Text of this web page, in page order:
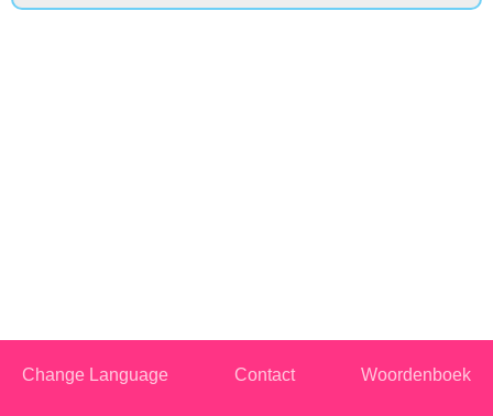
Change Language Contact Woordenboek